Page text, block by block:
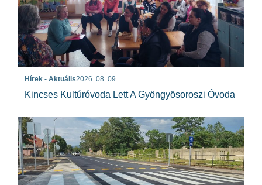
Hírek - Aktuális2026. 08. 09.
Kincses Kultúróvoda Lett A Gyöngyösoroszi Óvoda